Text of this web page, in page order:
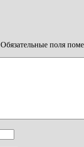
Обязательные поля